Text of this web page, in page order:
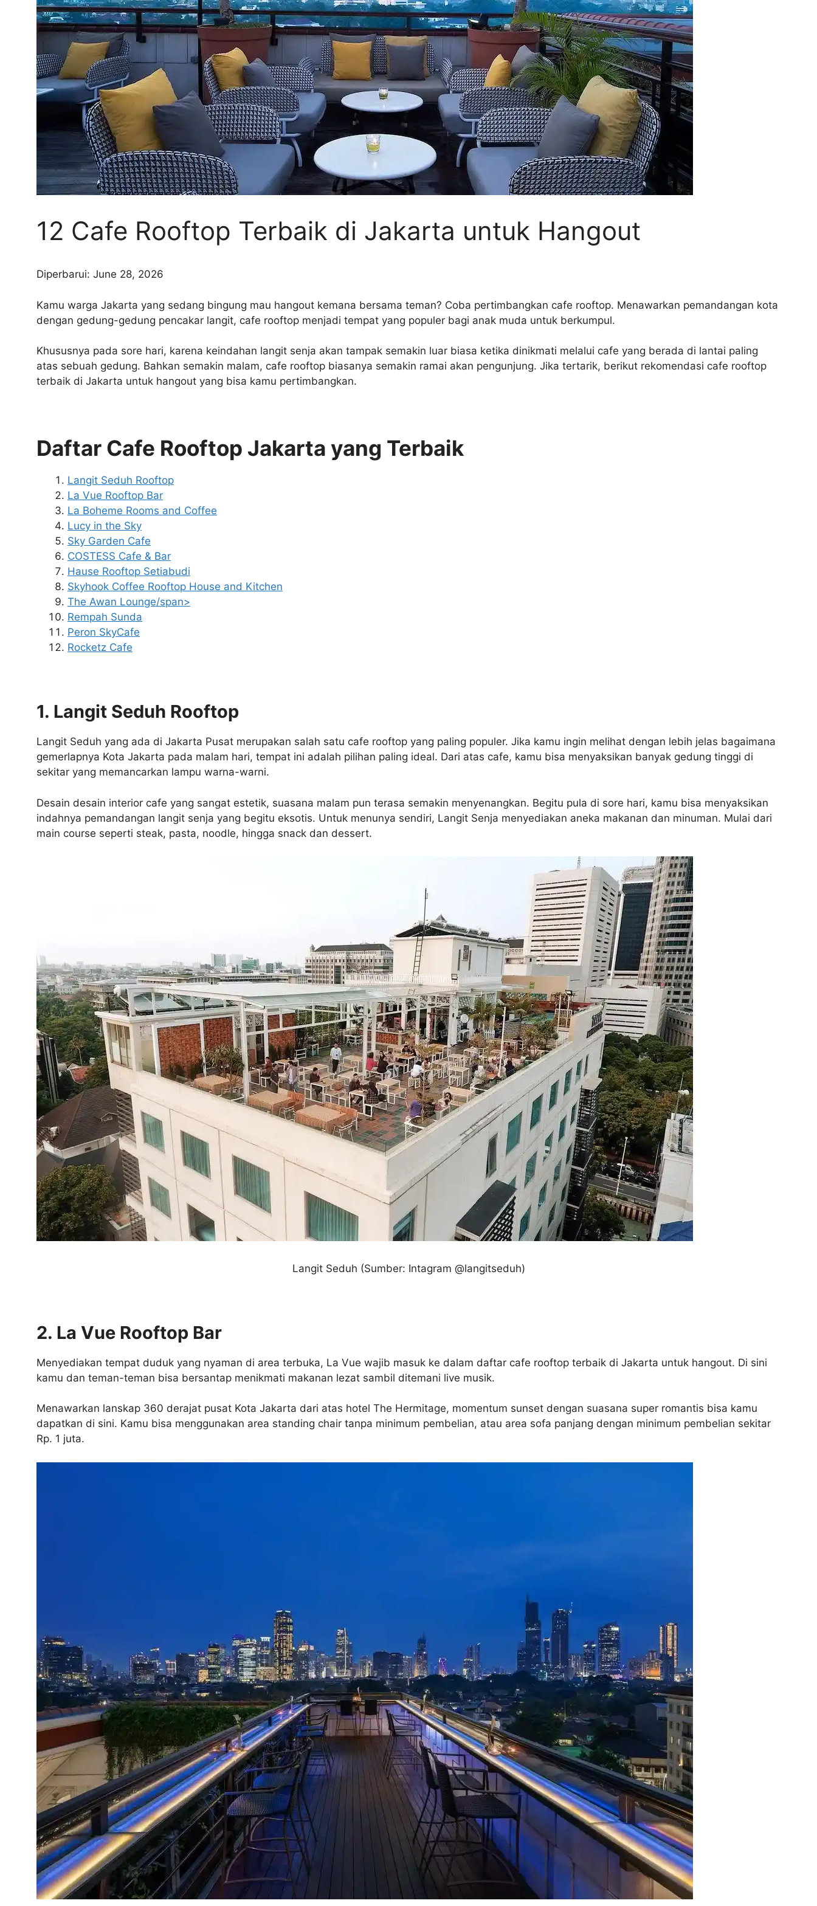
12 Cafe Rooftop Terbaik di Jakarta untuk Hangout
Diperbarui: June 28, 2026
Kamu warga Jakarta yang sedang bingung mau hangout kemana bersama teman? Coba pertimbangkan cafe rooftop. Menawarkan pemandangan kota
dengan gedung-gedung pencakar langit, cafe rooftop menjadi tempat yang populer bagi anak muda untuk berkumpul.
Khususnya pada sore hari, karena keindahan langit senja akan tampak semakin luar biasa ketika dinikmati melalui cafe yang berada di lantai paling
atas sebuah gedung. Bahkan semakin malam, cafe rooftop biasanya semakin ramai akan pengunjung. Jika tertarik, berikut rekomendasi cafe rooftop
terbaik di Jakarta untuk hangout yang bisa kamu pertimbangkan.
Daftar Cafe Rooftop Jakarta yang Terbaik
Langit Seduh Rooftop
La Vue Rooftop Bar
La Boheme Rooms and Coffee
Lucy in the Sky
Sky Garden Cafe
COSTESS Cafe & Bar
Hause Rooftop Setiabudi
Skyhook Coffee Rooftop House and Kitchen
The Awan Lounge/span>
Rempah Sunda
Peron SkyCafe
Rocketz Cafe
1. Langit Seduh Rooftop
Langit Seduh yang ada di Jakarta Pusat merupakan salah satu cafe rooftop yang paling populer. Jika kamu ingin melihat dengan lebih jelas bagaimana
gemerlapnya Kota Jakarta pada malam hari, tempat ini adalah pilihan paling ideal. Dari atas cafe, kamu bisa menyaksikan banyak gedung tinggi di
sekitar yang memancarkan lampu warna-warni.
Desain desain interior cafe yang sangat estetik, suasana malam pun terasa semakin menyenangkan. Begitu pula di sore hari, kamu bisa menyaksikan
indahnya pemandangan langit senja yang begitu eksotis. Untuk menunya sendiri, Langit Senja menyediakan aneka makanan dan minuman. Mulai dari
main course seperti steak, pasta, noodle, hingga snack dan dessert.
Langit Seduh (Sumber: Intagram @langitseduh)
2. La Vue Rooftop Bar
Menyediakan tempat duduk yang nyaman di area terbuka, La Vue wajib masuk ke dalam daftar cafe rooftop terbaik di Jakarta untuk hangout. Di sini
kamu dan teman-teman bisa bersantap menikmati makanan lezat sambil ditemani live musik.
Menawarkan lanskap 360 derajat pusat Kota Jakarta dari atas hotel The Hermitage, momentum sunset dengan suasana super romantis bisa kamu
dapatkan di sini. Kamu bisa menggunakan area standing chair tanpa minimum pembelian, atau area sofa panjang dengan minimum pembelian sekitar
Rp. 1 juta.